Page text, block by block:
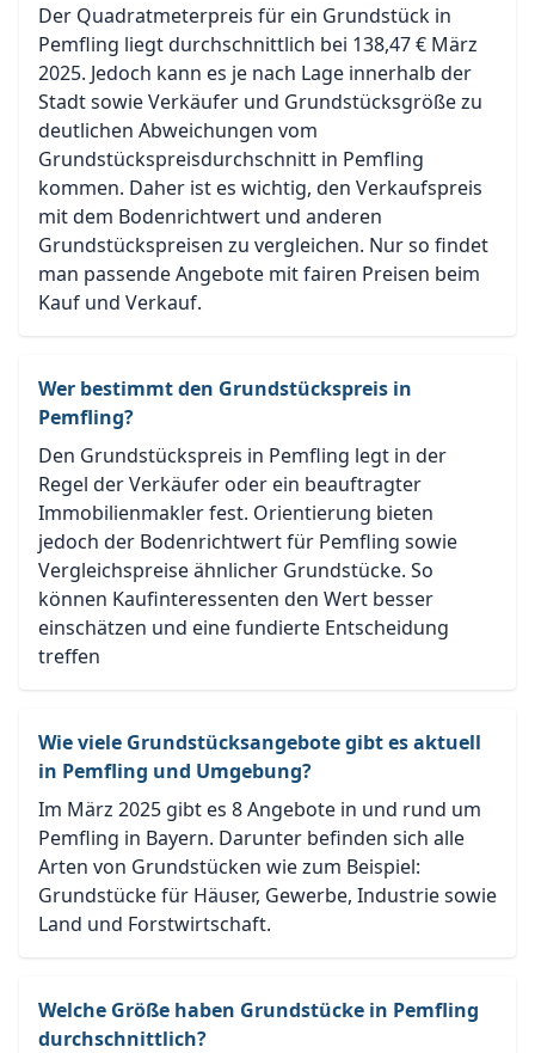
Der Quadratmeterpreis für ein Grundstück in
Pemfling liegt durchschnittlich bei 138,47 € März
2025. Jedoch kann es je nach Lage innerhalb der
Stadt sowie Verkäufer und Grundstücksgröße zu
deutlichen Abweichungen vom
Grundstückspreisdurchschnitt in Pemfling
kommen. Daher ist es wichtig, den Verkaufspreis
mit dem Bodenrichtwert und anderen
Grundstückspreisen zu vergleichen. Nur so findet
man passende Angebote mit fairen Preisen beim
Kauf und Verkauf.
Wer bestimmt den Grundstückspreis in
Pemfling?
Den Grundstückspreis in Pemfling legt in der
Regel der Verkäufer oder ein beauftragter
Immobilienmakler fest. Orientierung bieten
jedoch der Bodenrichtwert für Pemfling sowie
Vergleichspreise ähnlicher Grundstücke. So
können Kaufinteressenten den Wert besser
einschätzen und eine fundierte Entscheidung
treffen
Wie viele Grundstücksangebote gibt es aktuell
in Pemfling und Umgebung?
Im März 2025 gibt es 8 Angebote in und rund um
Pemfling in Bayern. Darunter befinden sich alle
Arten von Grundstücken wie zum Beispiel:
Grundstücke für Häuser, Gewerbe, Industrie sowie
Land und Forstwirtschaft.
Welche Größe haben Grundstücke in Pemfling
durchschnittlich?